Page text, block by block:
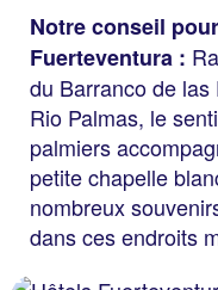
Notre conseil
Fuerteventura :
du Barranco de
Rio Palmas, le
palmiers
petite chapelle
nombreux
dans ces endroits